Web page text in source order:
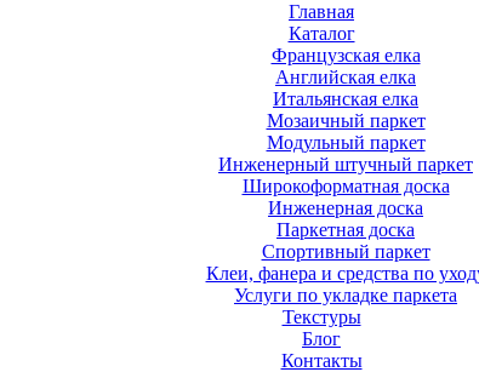
Главная
Каталог
Французская елка
Английская елка
Итальянская елка
Мозаичный паркет
Модульный паркет
Инженерный штучный паркет
Широкоформатная доска
Инженерная доска
Паркетная доска
Спортивный паркет
Клеи, фанера и средства по
Услуги по укладке паркета
Текстуры
Блог
Контакты